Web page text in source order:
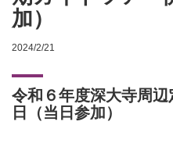
加）
2024/2/21
令和６年度深大寺周
日（当日参加）